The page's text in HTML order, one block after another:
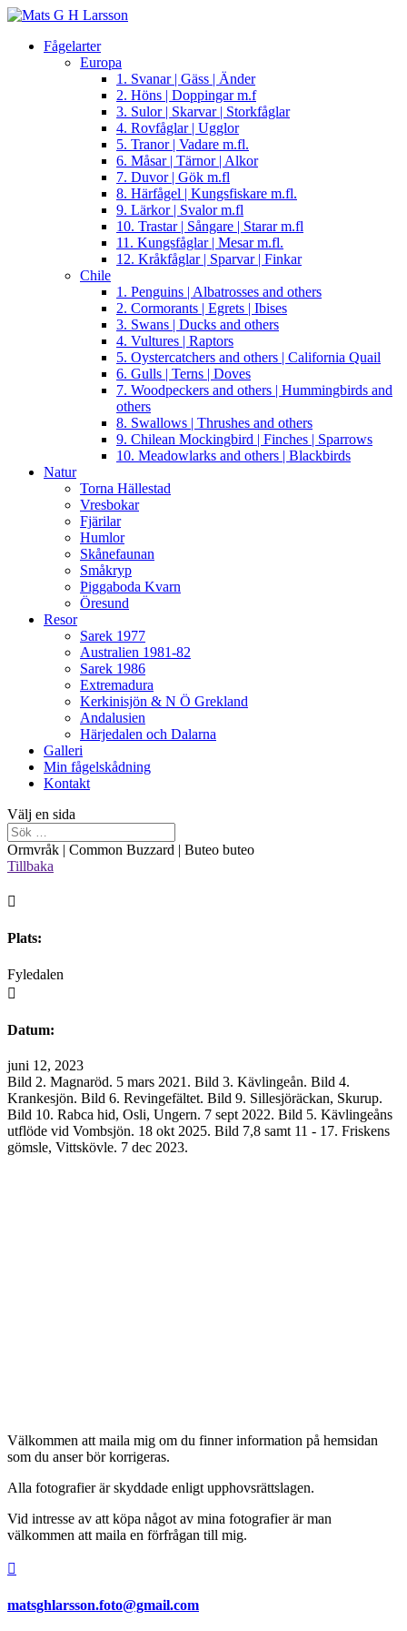
Fågelarter
Europa
1. Svanar | Gäss | Änder
2. Höns | Doppingar m.f
3. Sulor | Skarvar | Storkfåglar
4. Rovfåglar | Ugglor
5. Tranor | Vadare m.fl.
6. Måsar | Tärnor | Alkor
7. Duvor | Gök m.fl
8. Härfågel | Kungsfiskare m.fl.
9. Lärkor | Svalor m.fl
10. Trastar | Sångare | Starar m.fl
11. Kungsfåglar | Mesar m.fl.
12. Kråkfåglar | Sparvar | Finkar
Chile
1. Penguins | Albatrosses and others
2. Cormorants | Egrets | Ibises
3. Swans | Ducks and others
4. Vultures | Raptors
5. Oystercatchers and others | California Quail
6. Gulls | Terns | Doves
7. Woodpeckers and others | Hummingbirds and
others
8. Swallows | Thrushes and others
9. Chilean Mockingbird | Finches | Sparrows
10. Meadowlarks and others | Blackbirds
Natur
Torna Hällestad
Vresbokar
Fjärilar
Humlor
Skånefaunan
Småkryp
Piggaboda Kvarn
Öresund
Resor
Sarek 1977
Australien 1981-82
Sarek 1986
Extremadura
Kerkinisjön & N Ö Grekland
Andalusien
Härjedalen och Dalarna
Galleri
Min fågelskådning
Kontakt
Välj en sida
Ormvråk | Common Buzzard | Buteo buteo
Tillbaka

Plats:
Fyledalen

Datum:
juni 12, 2023
Bild 2. Magnaröd. 5 mars 2021. Bild 3. Kävlingeån. Bild 4.
Krankesjön. Bild 6. Revingefältet. Bild 9. Sillesjöräckan, Skurup.
Bild 10. Rabca hid, Osli, Ungern. 7 sept 2022. Bild 5. Kävlingeåns
utflöde vid Vombsjön. 18 okt 2025. Bild 7,8 samt 11 - 17. Friskens
gömsle, Vittskövle. 7 dec 2023.
Välkommen att maila mig om du finner information på hemsidan
som du anser bör korrigeras.
Alla fotografier är skyddade enligt upphovsrättslagen.
Vid intresse av att köpa något av mina fotografier är man
välkommen att maila en förfrågan till mig.

matsghlarsson.foto@gmail.com